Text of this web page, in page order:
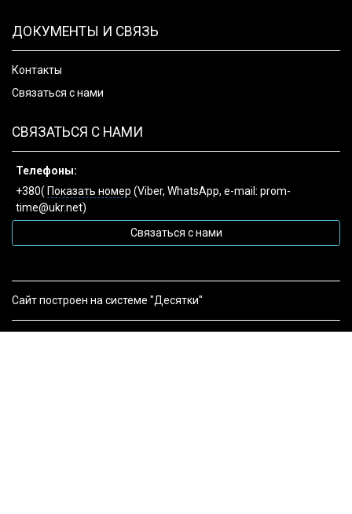
ДОКУМЕНТЫ И СВЯЗЬ
Контакты
Связаться с нами
СВЯЗАТЬСЯ С НАМИ
Телефоны:
+380( Показать номер (Viber, WhatsApp, e-mail: prom-
time@ukr.net)
Связаться с нами
Сайт построен на системе "Десятки"